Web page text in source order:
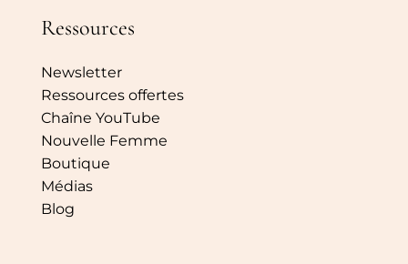
Ressources
Newsletter
Ressources offertes
Chaîne YouTube
Nouvelle Femme
Boutique
Médias
Blog